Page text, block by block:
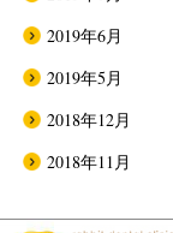
2019年6月
2019年5月
2018年12月
2018年11月